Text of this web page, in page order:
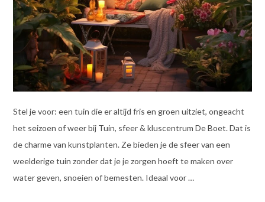
Stel je voor: een tuin die er altijd fris en groen uitziet, ongeacht
het seizoen of weer bij Tuin, sfeer & kluscentrum De Boet. Dat is
de charme van kunstplanten. Ze bieden je de sfeer van een
weelderige tuin zonder dat je je zorgen hoeft te maken over
water geven, snoeien of bemesten. Ideaal voor …